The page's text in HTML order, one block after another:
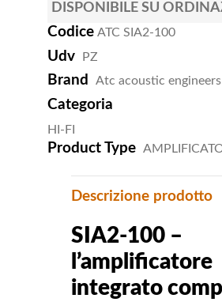
DISPONIBILE SU
Codice ATC SIA2-100
Udv PZ
Brand Atc acoustic engineers
Categoria
HI-FI
Product Type
Descrizione prodotto
SIA2-100 –
l’amplificatore
integrato